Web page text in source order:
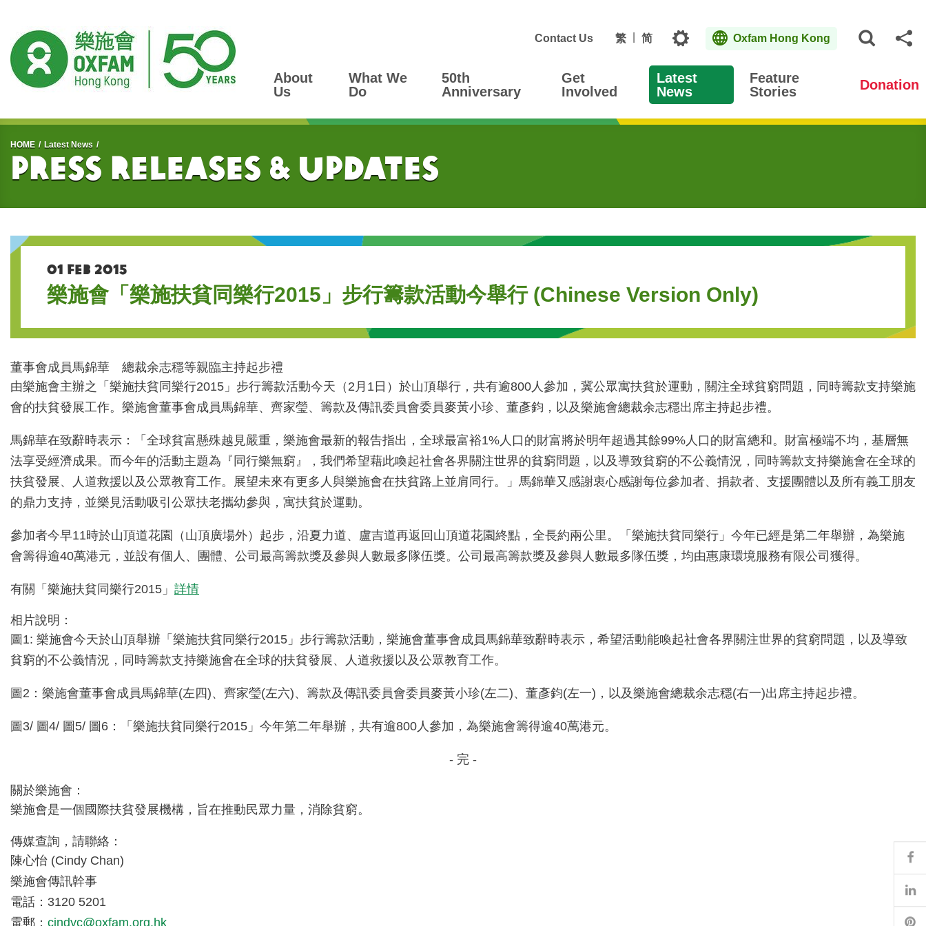
Contact Us 繁 简 Topics Oxfam Hong Kong
About
Us
What We
Do
50th
Anniversary
Get
Involved
Latest
News
Feature
Stories
Donation
Start main content
HOME Latest News
Press Releases & Updates
01 FEB 2015
樂施會「樂施扶貧同樂行2015」步行籌款活動今舉行 (Chinese Version Only)
董事會成員馬錦華 總裁余志穩等親臨主持起步禮
由樂施會主辦之「樂施扶貧同樂行2015」步行籌款活動今天（2月1日）於山頂舉行，共有逾800人參加，冀公眾寓扶貧於運動，關注全球貧窮問題，同時籌款支持樂施
會的扶貧發展工作。樂施會董事會成員馬錦華、齊家瑩、籌款及傳訊委員會委員麥黃小珍、董彥鈞，以及樂施會總裁余志穩出席主持起步禮。
馬錦華在致辭時表示：「全球貧富懸殊越見嚴重，樂施會最新的報告指出，全球最富裕1%人口的財富將於明年超過其餘99%人口的財富總和。財富極端不均，基層無
法享受經濟成果。而今年的活動主題為『同行樂無窮』，我們希望藉此喚起社會各界關注世界的貧窮問題，以及導致貧窮的不公義情況，同時籌款支持樂施會在全球的
扶貧發展、人道救援以及公眾教育工作。展望未來有更多人與樂施會在扶貧路上並肩同行。」馬錦華又感謝衷心感謝每位參加者、捐款者、支援團體以及所有義工朋友
的鼎力支持，並樂見活動吸引公眾扶老攜幼參與，寓扶貧於運動。
參加者今早11時於山頂道花園（山頂廣場外）起步，沿夏力道、盧吉道再返回山頂道花園終點，全長約兩公里。「樂施扶貧同樂行」今年已經是第二年舉辦，為樂施
會籌得逾40萬港元，並設有個人、團體、公司最高籌款獎及參與人數最多隊伍獎。公司最高籌款獎及參與人數最多隊伍獎，均由惠康環境服務有限公司獲得。
有關「樂施扶貧同樂行2015」 詳情
相片說明：
圖1: 樂施會今天於山頂舉辦「樂施扶貧同樂行2015」步行籌款活動，樂施會董事會成員馬錦華致辭時表示，希望活動能喚起社會各界關注世界的貧窮問題，以及導致
貧窮的不公義情況，同時籌款支持樂施會在全球的扶貧發展、人道救援以及公眾教育工作。
圖2：樂施會董事會成員馬錦華(左四)、齊家瑩(左六)、籌款及傳訊委員會委員麥黃小珍(左二)、董彥鈞(左一)，以及樂施會總裁余志穩(右一)出席主持起步禮。
圖3/ 圖4/ 圖5/ 圖6：「樂施扶貧同樂行2015」今年第二年舉辦，共有逾800人參加，為樂施會籌得逾40萬港元。
- 完 -
關於樂施會：
樂施會是一個國際扶貧發展機構，旨在推動民眾力量，消除貧窮。
傳媒查詢，請聯絡：
陳心怡 (Cindy Chan)
樂施會傳訊幹事
電話：3120 5201
電郵： cindyc@oxfam.org.hk